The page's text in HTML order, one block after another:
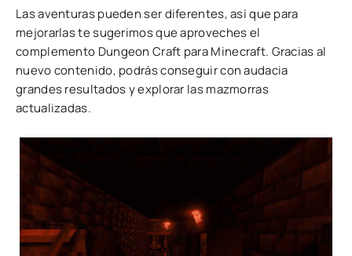
Las aventuras pueden ser diferentes, así que para
mejorarlas te sugerimos que aproveches el
complemento Dungeon Craft para Minecraft. Gracias al
nuevo contenido, podrás conseguir con audacia
grandes resultados y explorar las mazmorras
actualizadas.